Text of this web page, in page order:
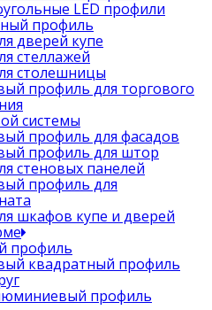
LED профили
профиль
дверей купе
стеллажей
столешницы
профиль для торгового
системы
профиль для фасадов
профиль для штор
стеновых панелей
профиль для
шкафов купе и дверей
профиль
квадратный профиль
профиль